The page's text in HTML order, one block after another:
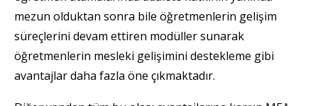
mezun olduktan sonra bile öğretmenlerin gelişim
süreçlerini devam ettiren modüller sunarak
öğretmenlerin mesleki gelişimini destekleme gibi
avantajlar daha fazla öne çıkmaktadır.